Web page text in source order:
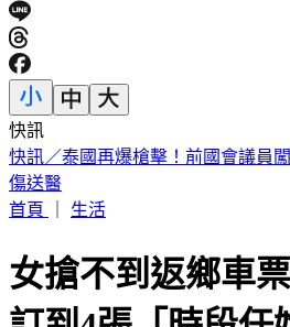
快訊
快訊／淡水國中生戲水遭大浪捲走
首頁｜
女搶不到返鄉車
訂到4張「時段任